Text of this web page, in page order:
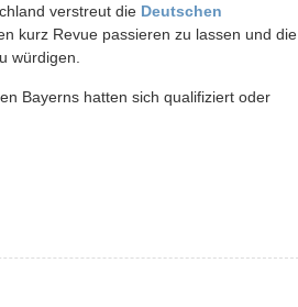
verstreut die Deutschen
kurz Revue passieren zu lassen und die
würdigen.
Bayerns hatten sich qualifiziert oder